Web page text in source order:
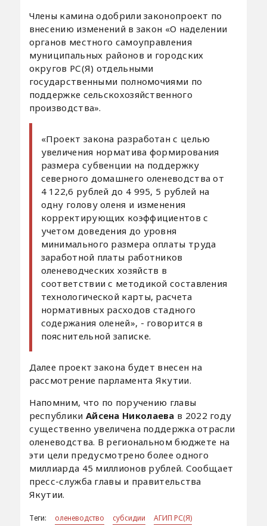
Члены камина одобрили законопроект по
внесению изменений в закон «О наделении
органов местного самоуправления
муниципальных районов и городских
округов РС(Я) отдельными
государственными полномочиями по
поддержке сельскохозяйственного
производства».
«Проект закона разработан с целью
увеличения норматива формирования
размера субвенции на поддержку
северного домашнего оленеводства от
4 122,6 рублей до 4 995, 5 рублей на
одну голову оленя и изменения
корректирующих коэффициентов с
учетом доведения до уровня
минимального размера оплаты труда
заработной платы работников
оленеводческих хозяйств в
соответствии с методикой составления
технологической карты, расчета
нормативных расходов стадного
содержания оленей», - говорится в
пояснительной записке.
Далее проект закона будет внесен на
рассмотрение парламента Якутии.
Напомним, что по поручению главы
республики Айсена Николаева в 2022 году
существенно увеличена поддержка отрасли
оленеводства. В региональном бюджете на
эти цели предусмотрено более одного
миллиарда 45 миллионов рублей. Сообщает
пресс-служба главы и правительства
Якутии.
Теги: оленеводство субсидии АГИП РС(Я)